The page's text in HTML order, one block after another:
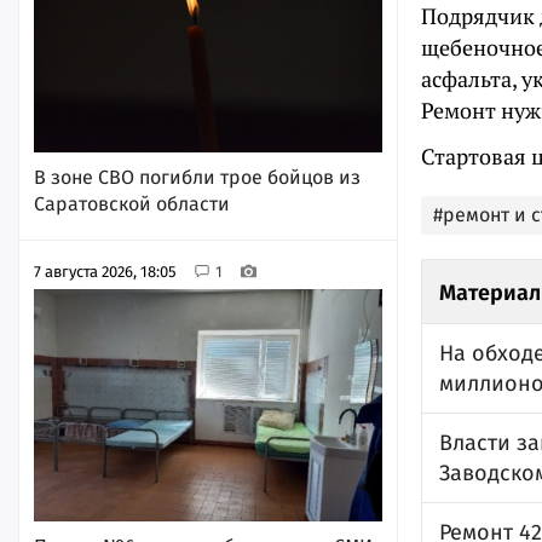
В зоне СВО погибли трое бойцов из
Саратовской области
7 августа 2026, 18:05 1
Подрядчик
асфальта,
Ремонт
Стартовая
#ремонт и
На
Власти
Ремонт